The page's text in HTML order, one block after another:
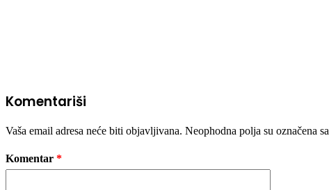
Komentariši
Vaša email adresa neće biti objavljivana. Neophodna polja su označena sa
Komentar *